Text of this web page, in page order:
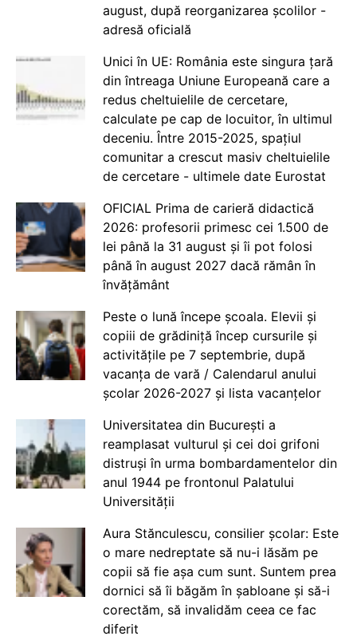
august, după reorganizarea școlilor -
adresă oficială
Unici în UE: România este singura țară
din întreaga Uniune Europeană care a
redus cheltuielile de cercetare,
calculate pe cap de locuitor, în ultimul
deceniu. Între 2015-2025, spațiul
comunitar a crescut masiv cheltuielile
de cercetare - ultimele date Eurostat
OFICIAL Prima de carieră didactică
2026: profesorii primesc cei 1.500 de
lei până la 31 august și îi pot folosi
până în august 2027 dacă rămân în
învățământ
Peste o lună începe școala. Elevii și
copiii de grădiniță încep cursurile și
activitățile pe 7 septembrie, după
vacanța de vară / Calendarul anului
școlar 2026-2027 și lista vacanțelor
Universitatea din București a
reamplasat vulturul și cei doi grifoni
distruși în urma bombardamentelor din
anul 1944 pe frontonul Palatului
Universității
Aura Stănculescu, consilier școlar: Este
o mare nedreptate să nu-i lăsăm pe
copii să fie așa cum sunt. Suntem prea
dornici să îi băgăm în șabloane și să-i
corectăm, să invalidăm ceea ce fac
diferit